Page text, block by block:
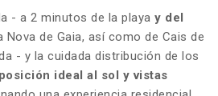
- a 2 minutos de la playa y del
Nova de Gaia, así como de Cais de
- y la cuidada distribución de los
ideal al sol y vistas